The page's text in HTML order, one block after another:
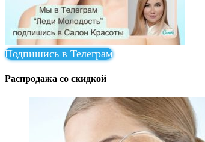
Подпишись в Телеграм
Распродажа со скидкой